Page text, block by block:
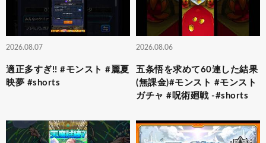
2026.08.07
適正多すぎ!! #モンスト #麗夏
映夢 #shorts
2026.08.06
五条悟を求めて60連した結果
(無課金)#モンスト #モンスト
ガチャ #呪術廻戦 -#shorts